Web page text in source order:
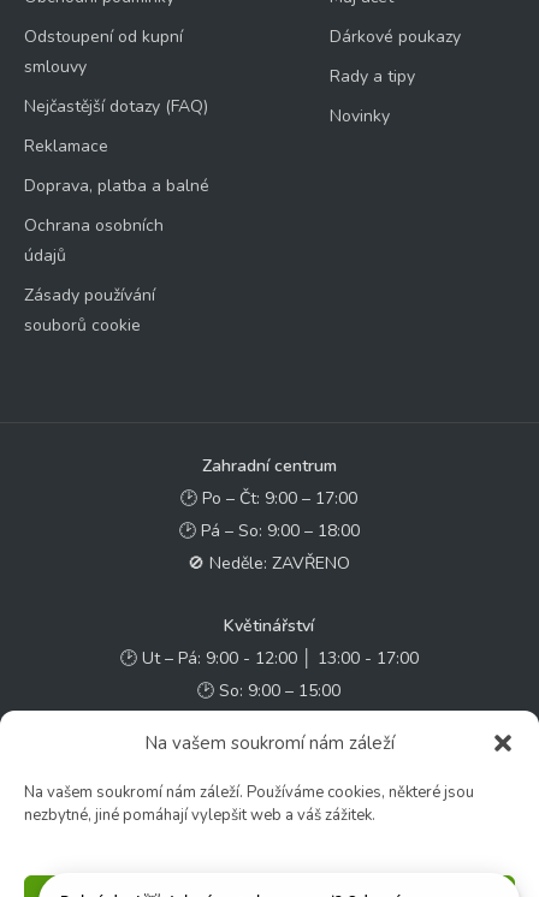
Na vašem soukromí nám záleží
Na vašem soukromí nám záleží. Používáme cookies, některé jsou
nezbytné, jiné pomáhají vylepšit web a váš zážitek.
Odstoupení od kupní
smlouvy
Nejčastější dotazy (FAQ)
Reklamace
Doprava, platba a balné
Ochrana osobních
údajů
Zásady používání
souborů cookie
Dárkové poukazy
Rady a tipy
Novinky
Zahradní centrum
🕑 Po – Čt: 9:00 – 17:00
🕑 Pá – So: 9:00 – 18:00
🚫 Neděle: ZAVŘENO
Květinářství
🕑 Ut – Pá: 9:00 - 12:00 │ 13:00 - 17:00
🕑 So: 9:00 – 15:00
Rychlý kontakt:
✉️ e-shop@zcstrakovo.cz